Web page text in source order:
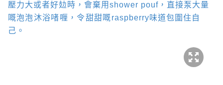
壓力大或者好攰時，會棄用 shower pouf ，直接泵大量
嘅泡泡沐浴啫喱，令甜甜嘅raspberry味道包圍住自
己。